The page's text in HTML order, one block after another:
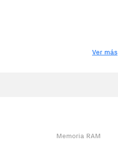
Ver más
Memoria RAM